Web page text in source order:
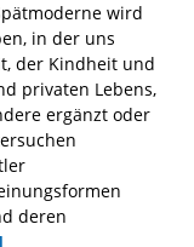
wird
in der uns
der Kindheit und
privaten Lebens,
ergänzt oder
deren